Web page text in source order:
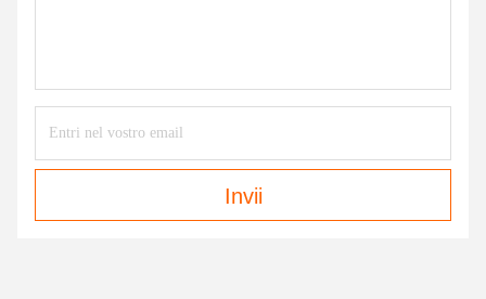
Invii